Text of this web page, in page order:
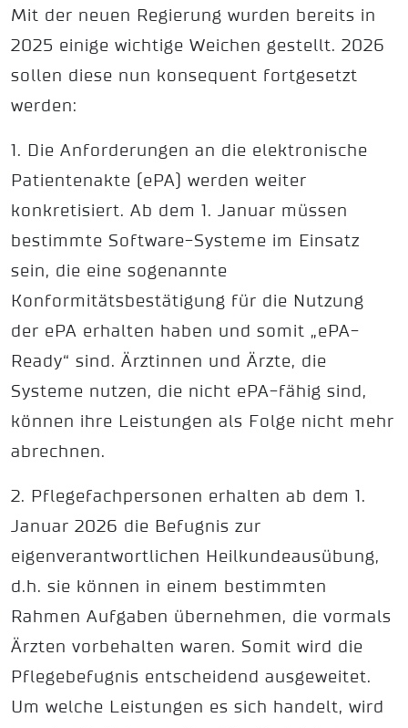
Mit der neuen Regierung wurden bereits in
2025 einige wichtige Weichen gestellt. 2026
sollen diese nun konsequent fortgesetzt
werden:
1. Die Anforderungen an die elektronische
Patientenakte (ePA) werden weiter
konkretisiert. Ab dem 1. Januar müssen
bestimmte Software-Systeme im Einsatz
sein, die eine sogenannte
Konformitätsbestätigung für die Nutzung
der ePA erhalten haben und somit „ePA-
Ready“ sind. Ärztinnen und Ärzte, die
Systeme nutzen, die nicht ePA-fähig sind,
können ihre Leistungen als Folge nicht mehr
abrechnen.
2. Pflegefachpersonen erhalten ab dem 1.
Januar 2026 die Befugnis zur
eigenverantwortlichen Heilkundeausübung,
d.h. sie können in einem bestimmten
Rahmen Aufgaben übernehmen, die vormals
Ärzten vorbehalten waren. Somit wird die
Pflegebefugnis entscheidend ausgeweitet.
Um welche Leistungen es sich handelt, wird